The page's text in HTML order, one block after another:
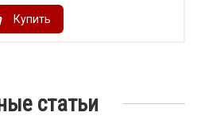
Купить
статьи